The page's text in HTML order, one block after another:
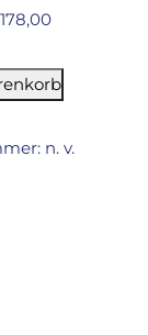
178,00
n. v.